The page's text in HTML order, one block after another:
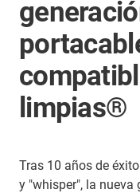
limpias®
Tras 10 años de
y "whisper", la nueva